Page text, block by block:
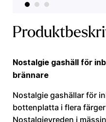
Nostalgie gashäll för
brännare
Nostalgie gashällar för
bottenplatta i flera